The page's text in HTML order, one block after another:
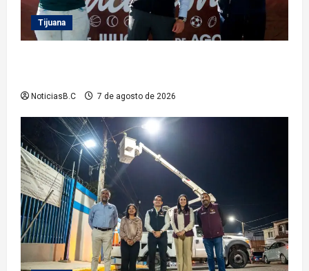
Tijuana
NoticiasB.C 7 de agosto de 2026